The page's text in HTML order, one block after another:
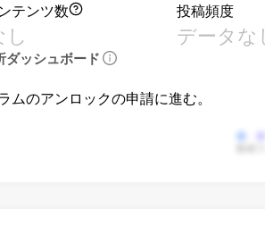
テンツ数 投稿頻度
データな
ダッシュボード
ムのアンロックの申請に進む。